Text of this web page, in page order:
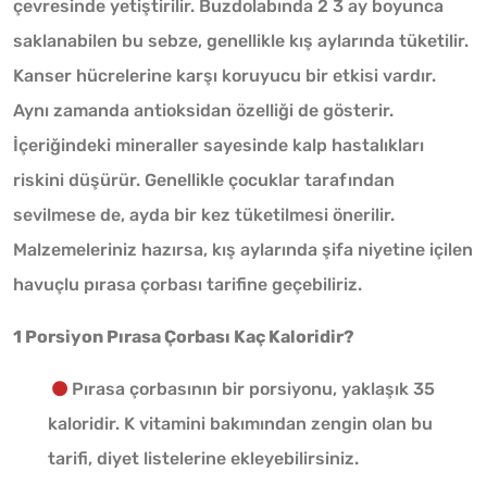
çevresinde yetiştirilir. Buzdolabında 2 3 ay boyunca
saklanabilen bu sebze, genellikle kış aylarında tüketilir.
Kanser hücrelerine karşı koruyucu bir etkisi vardır.
Aynı zamanda antioksidan özelliği de gösterir.
İçeriğindeki mineraller sayesinde kalp hastalıkları
riskini düşürür. Genellikle çocuklar tarafından
sevilmese de, ayda bir kez tüketilmesi önerilir.
Malzemeleriniz hazırsa, kış aylarında şifa niyetine içilen
havuçlu pırasa çorbası tarifine geçebiliriz.
1 Porsiyon Pırasa Çorbası Kaç Kaloridir?
Pırasa çorbasının bir porsiyonu, yaklaşık 35
kaloridir. K vitamini bakımından zengin olan bu
tarifi, diyet listelerine ekleyebilirsiniz.